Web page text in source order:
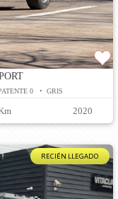
0 • GRIS
2020
RECIÉN LLEGADO